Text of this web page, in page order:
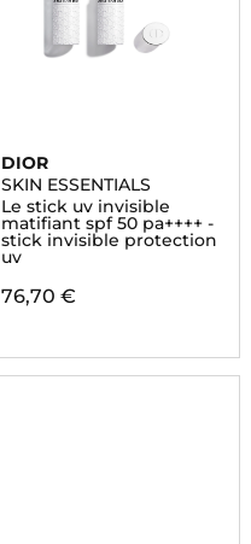
DIOR
SKIN ESSENTIALS
Le stick uv invisible
matifiant spf 50 pa++++ -
stick invisible protection
uv
76,70 €